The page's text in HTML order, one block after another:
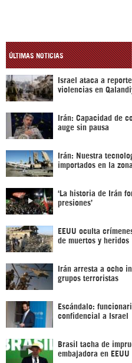
ÚLTIMAS NOTICIAS
Israel ataca a
violencias en
Irán: Capacidad de
auge sin pausa
Irán: Nuestra
importados en la zona
‘La historia de Irán
presiones’
EEUU oculta
de muertos y heridos
Irán arresta a ocho
grupos terroristas
Escándalo:
confidencial a Israel
Brasil tacha de
embajadora en EEUU